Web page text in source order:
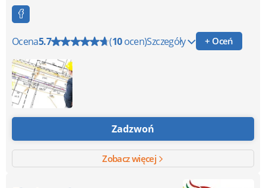
Ocena5.7 (10ocen)Szczegóły + Oceń
Zadzwoń
Zobacz więcej